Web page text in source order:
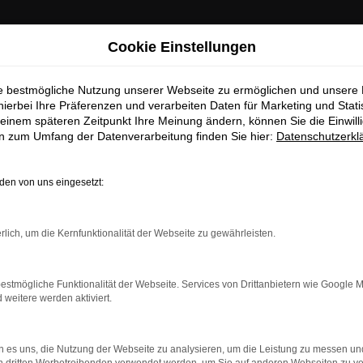
Top Angebote
perfekt nach Neubrandenburg. Der Grund liegt in der
an einem unserer zahlreichen Standorte einsteigen. Für
im Vorfeld, welche Motorisierung, welche Lackierung
Sprechen Sie uns an.
Cookie Einstellungen
bestmögliche Nutzung unserer Webseite zu ermöglichen und unsere
Ihre Präferenzen und verarbeiten Daten für Marketing und
späteren Zeitpunkt Ihre Meinung ändern, können Sie die
zum Umfang der Datenverarbeitung finden Sie hier:
von uns eingesetzt:
um die Kernfunktionalität der Webseite zu gewährleisten.
Funktionalität der Webseite. Services von Drittanbietern wie Google
weitere werden aktiviert.
es uns, die Nutzung der Webseite zu analysieren, um die Leistung zu messen